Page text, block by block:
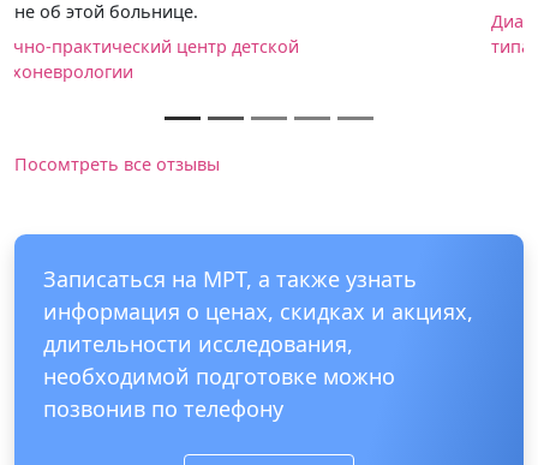
Диагностический медицинский центр МРТ открытого
типа “PrimaDiagnostic”
информация о ценах, скидках и акциях,
длительности исследования,
необходимой подготовке можно
позвонив по телефону
8 (495) 125-08-64